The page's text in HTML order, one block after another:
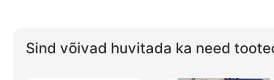
Sind võivad huvitada ka need